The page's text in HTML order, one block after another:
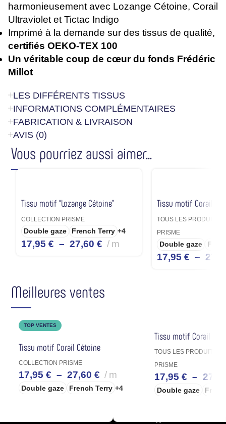
harmonieusement avec Lozange Cétoine, Corail
Ultraviolet et Tictac Indigo
Imprimé à la demande sur des tissus de qualité,
certifiés OEKO-TEX 100
Un véritable coup de cœur du fonds Frédéric
Millot
LES DIFFÉRENTS TISSUS
INFORMATIONS COMPLÉMENTAIRES
FABRICATION & LIVRAISON
AVIS (0)
Vous pourriez aussi aimer...
Tissu motif “Lozange Cétoine”
COLLECTION PRISME
Double gaze French Terry +4
17,95€ – 27,60€ m
Tissu motif Corail
TOUS LES PRODUITS
PRISME
Double gaze
17,95€ –
Meilleures ventes
TOP VENTES
Tissu motif Corail Cétoine
COLLECTION PRISME
17,95€ – 27,60€ m
Double gaze French Terry +4
Tissu motif Corail
TOUS LES PRODUITS
PRISME
17,95€ –
Double gaze